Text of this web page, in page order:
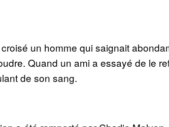
croisé un homme qui saignait
Quand un ami a essayé de le
de son sang.